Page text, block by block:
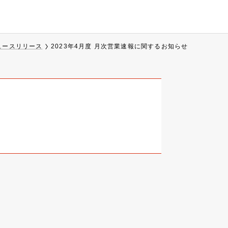
ースリリース 2023年4月度 月次営業速報に関するお知らせ